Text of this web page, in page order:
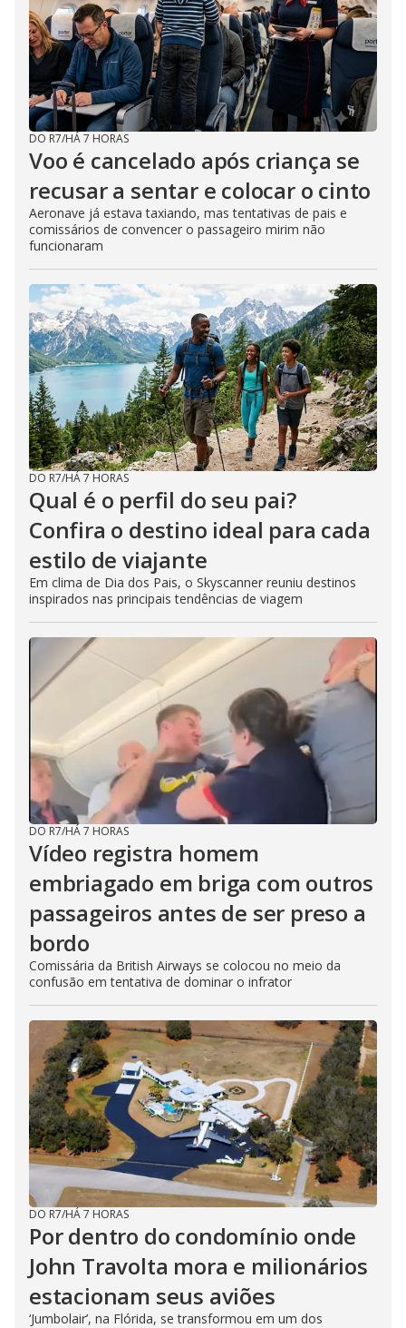
DO R7/HÁ 7 HORAS
Voo é cancelado após criança se
recusar a sentar e colocar o cinto
Aeronave já estava taxiando, mas tentativas de pais e
comissários de convencer o passageiro mirim não
funcionaram
DO R7/HÁ 7 HORAS
Qual é o perfil do seu pai?
Confira o destino ideal para cada
estilo de viajante
Em clima de Dia dos Pais, o Skyscanner reuniu destinos
inspirados nas principais tendências de viagem
DO R7/HÁ 7 HORAS
Vídeo registra homem
embriagado em briga com outros
passageiros antes de ser preso a
bordo
Comissária da British Airways se colocou no meio da
confusão em tentativa de dominar o infrator
DO R7/HÁ 7 HORAS
Por dentro do condomínio onde
John Travolta mora e milionários
estacionam seus aviões
‘Jumbolair’, na Flórida, se transformou em um dos